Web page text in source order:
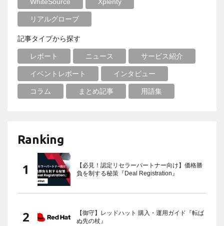
リアルグローブ
記事タイプから探す
レポート ニュース サービス紹介
イベントレポート インタビュー
コラム まとめ記事 用語集
Ranking
【必見！認定リセラーパートナー向け】価格勝
負を制する秘策『Deal Registration』
【御守】レッドハット 購入・運用ガイド『転ば
ぬ先の杖』